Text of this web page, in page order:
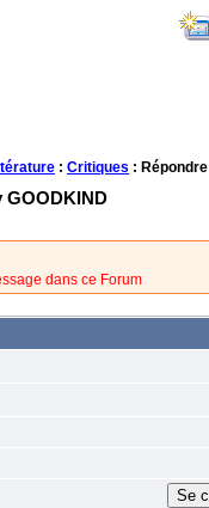
: Critiques : Répondre
GOODKIND
dans ce Forum